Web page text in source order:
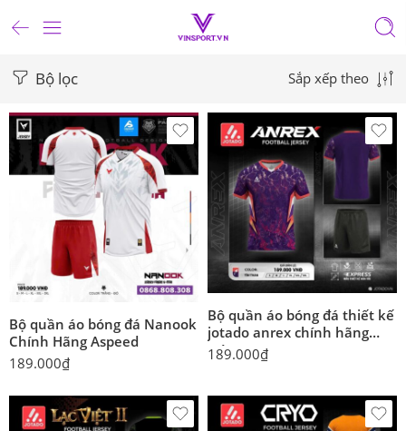
Bộ lọc Sắp xếp theo
Bộ quần áo bóng đá Nanook
Chính Hãng Aspeed
189.000₫
Bộ quần áo bóng đá thiết kế
jotado anrex chính hãng
màu
189.000₫